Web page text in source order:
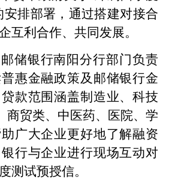
安排部署，通过搭建对接合
互利合作、共同发展。
储银行南阳分行部门负责
惠金融政策及邮储银行金
款范围涵盖制造业、科技
商贸类、中医药、医院、学
广大企业更好地了解融资
行与企业进行现场互动对
测试预授信。